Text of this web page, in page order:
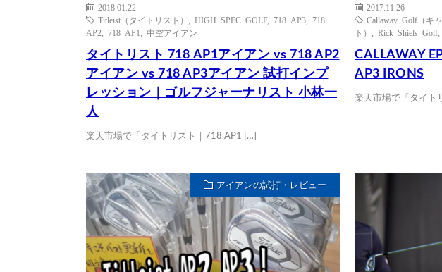
2018.01.22
Titleist（タイトリスト）
HIGH SPEC GOLF, 718 AP3
718
AP2
718 AP1 中空アイアン
タイトリスト 718 AP1アイアン vs 718 AP2
アイアン vs 718 AP3アイアン 試打インプ
レッション｜ゴルフジャーナリスト 小林一
人
楽天市場で「タイトリスト｜718 AP1 […]
2017.11.26
Callaway Golf（キ
ト）
,Rick Shiels Golf
CALLAWAY
AP3 IRONS
楽天市場で「タイト
アイアンの試打・レビュー